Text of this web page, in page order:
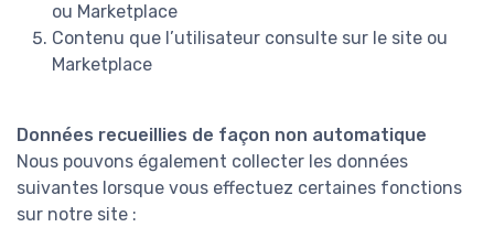
ou Marketplace
Contenu que l’utilisateur consulte sur le site ou
Marketplace
Données recueillies de façon non automatique
Nous pouvons également collecter les données
suivantes lorsque vous effectuez certaines fonctions
sur notre site :